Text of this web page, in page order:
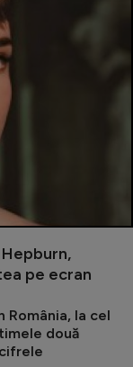
pe ecran
România, la cel
două